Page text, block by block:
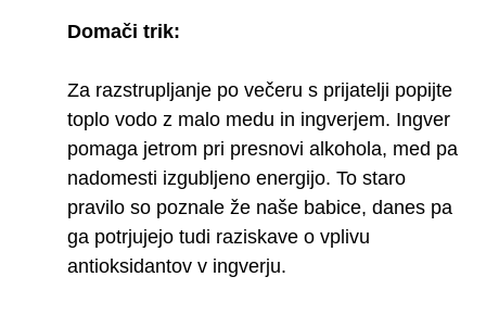
Domači trik:
Za razstrupljanje po večeru s prijatelji popijte
toplo vodo z malo medu in ingverjem. Ingver
pomaga jetrom pri presnovi alkohola, med pa
nadomesti izgubljeno energijo. To staro
pravilo so poznale že naše babice, danes pa
ga potrjujejo tudi raziskave o vplivu
antioksidantov v ingverju.